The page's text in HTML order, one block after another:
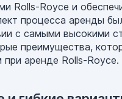
Rolls-Royce и
процесса аренды
с самыми высокими
преимущества,
при аренде Rolls-Royce.